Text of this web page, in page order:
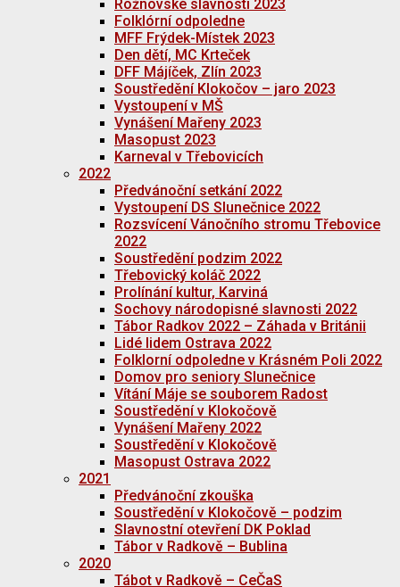
Rožnovské slavnosti 2023
Folklórní odpoledne
MFF Frýdek-Místek 2023
Den dětí, MC Krteček
DFF Májíček, Zlín 2023
Soustředění Klokočov – jaro 2023
Vystoupení v MŠ
Vynášení Mařeny 2023
Masopust 2023
Karneval v Třebovicích
2022
Předvánoční setkání 2022
Vystoupení DS Slunečnice 2022
Rozsvícení Vánočního stromu Třebovice
2022
Soustředění podzim 2022
Třebovický koláč 2022
Prolínání kultur, Karviná
Sochovy národopisné slavnosti 2022
Tábor Radkov 2022 – Záhada v Británii
Lidé lidem Ostrava 2022
Folklorní odpoledne v Krásném Poli 2022
Domov pro seniory Slunečnice
Vítání Máje se souborem Radost
Soustředění v Klokočově
Vynášení Mařeny 2022
Soustředění v Klokočově
Masopust Ostrava 2022
2021
Předvánoční zkouška
Soustředění v Klokočově – podzim
Slavnostní otevření DK Poklad
Tábor v Radkově – Bublina
2020
Tábot v Radkově – CeČaS